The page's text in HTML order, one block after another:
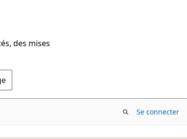
des mises
Se connecter